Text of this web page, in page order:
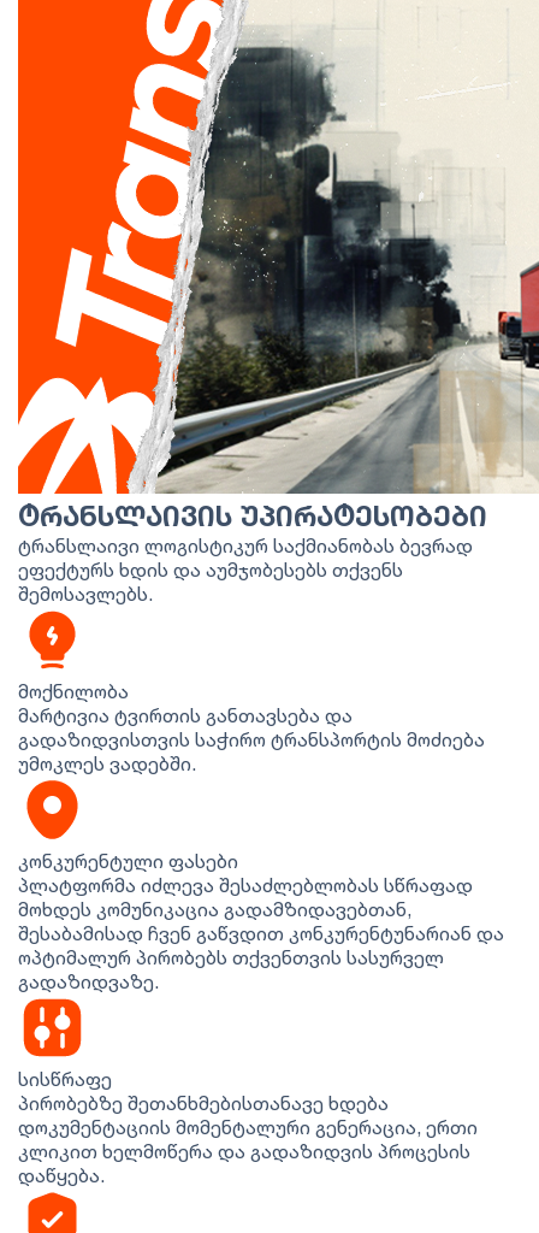
ᲢᲠᲐᲜᲡᲚᲐᲘᲕᲘᲡ ᲣᲞᲘᲠᲐᲢᲔᲡᲝᲑᲔᲑᲘ
ტრანსლაივი ლოგისტიკურ საქმიანობას ბევრად
ეფექტურს ხდის და აუმჯობესებს თქვენს
შემოსავლებს.
მოქნილობა
მარტივია ტვირთის განთავსება და
გადაზიდვისთვის საჭირო ტრანსპორტის მოძიება
უმოკლეს ვადებში.
კონკურენტული ფასები
პლატფორმა იძლევა შესაძლებლობას სწრაფად
მოხდეს კომუნიკაცია გადამზიდავებთან,
შესაბამისად ჩვენ გაწვდით კონკურენტუნარიან და
ოპტიმალურ პირობებს თქვენთვის სასურველ
გადაზიდვაზე.
სისწრაფე
პირობებზე შეთანხმებისთანავე ხდება
დოკუმენტაციის მომენტალური გენერაცია, ერთი
კლიკით ხელმოწერა და გადაზიდვის პროცესის
დაწყება.